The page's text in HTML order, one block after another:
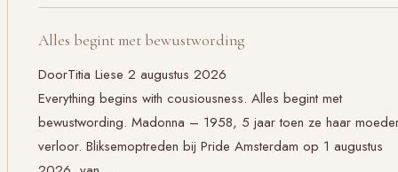
Alles begint met bewustwording
DoorTitia Liese 2 augustus 2026
Everything begins with cousiousness. Alles begint met
bewustwording. Madonna – 1958, 5 jaar toen ze haar
verloor. Bliksemoptreden bij Pride Amsterdam op 1 augustus